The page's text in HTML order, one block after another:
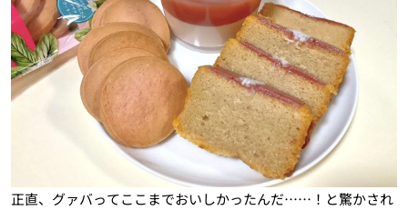
正直、グァバってここまでおいしかったんだ……！と驚かされ